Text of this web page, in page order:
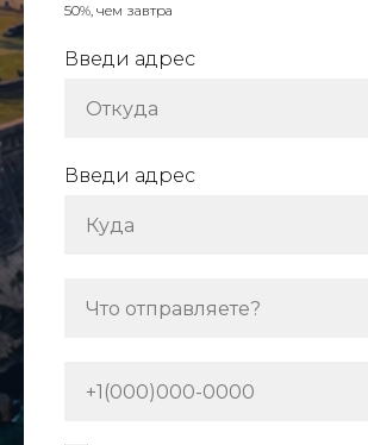
50%, чем завтра
Введи адрес
Введи адрес